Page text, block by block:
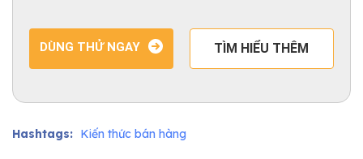
DÙNG THỬ NGAY TÌM HIỂU THÊM
Hashtags: Kiến thức bán hàng